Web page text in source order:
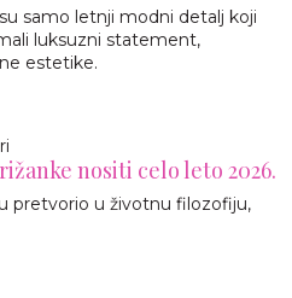
samo letnji modni detalj koji
luksuzni statement,
estetike.
nositi celo leto 2026.
pretvorio u životnu filozofiju,